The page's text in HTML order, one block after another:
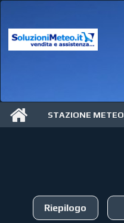
STAZIONE METEO
Riepilogo